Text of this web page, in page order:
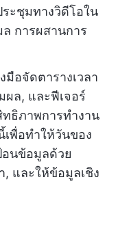
ะชุมทางวิดีโอใน
การผสานการ
มือจัดตารางเวลา
ล, และฟีเจอร์
ทธิภาพการทำงาน
พื่อทำให้วันของ
นข้อมูลด้วย
, และให้ข้อมูลเชิง